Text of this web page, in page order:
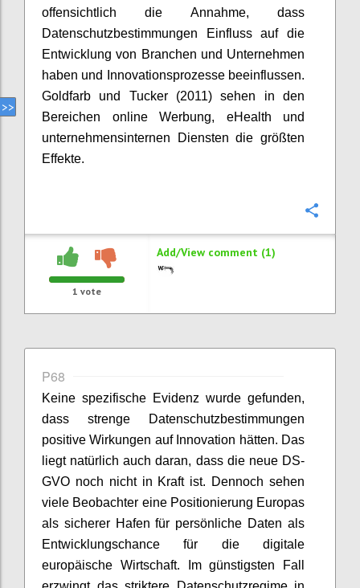
offensichtlich die Annahme, dass
Datenschutzbestimmungen Einfluss auf die
Entwicklung von Branchen und Unternehmen
haben und Innovationsprozesse beeinflussen.
Goldfarb und Tucker (2011) sehen in den
Bereichen online Werbung, eHealth und
unternehmensinternen Diensten die größten
Effekte.
1 vote
Add/View comment (1)
P68
Keine spezifische Evidenz wurde gefunden,
dass strenge Datenschutzbestimmungen
positive Wirkungen auf Innovation hätten. Das
liegt natürlich auch daran, dass die neue DS-
GVO noch nicht in Kraft ist. Dennoch sehen
viele Beobachter eine Positionierung Europas
als sicherer Hafen für persönliche Daten als
Entwicklungschance für die digitale
europäische Wirtschaft. Im günstigsten Fall